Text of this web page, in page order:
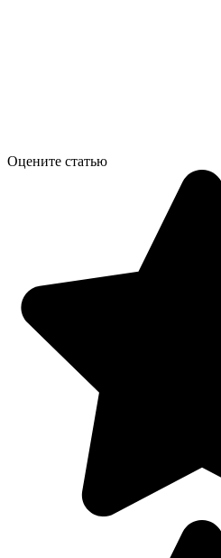
Оцените статью